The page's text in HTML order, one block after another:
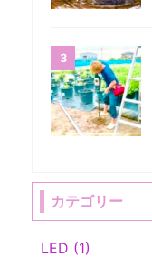
カテゴリー
LED (1)